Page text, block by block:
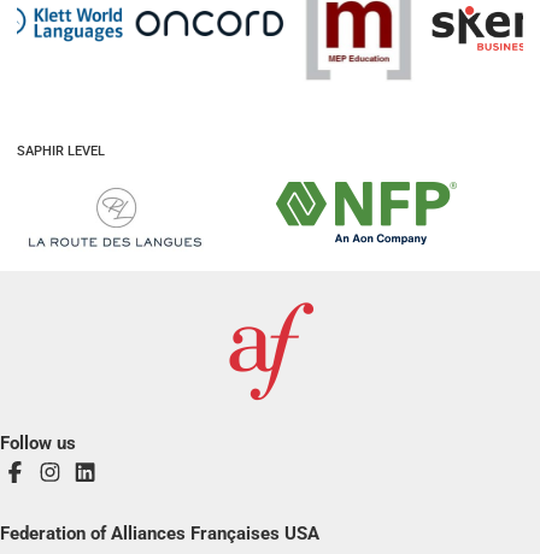
SAPHIR LEVEL
Follow us
Federation of Alliances Françaises USA